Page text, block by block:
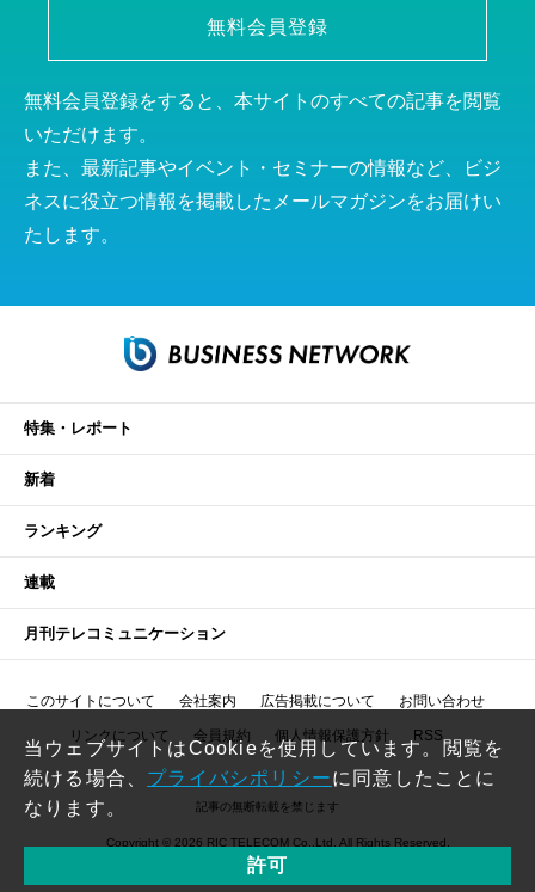
無料会員登録
無料会員登録をすると、本サイトのすべての記事を閲覧
いただけます。
また、最新記事やイベント・セミナーの情報など、ビジ
ネスに役立つ情報を掲載したメールマガジンをお届けい
たします。
特集・レポート
新着
ランキング
連載
月刊テレコミュニケーション
このサイトについて 会社案内 広告掲載について お問い合わせ
リンクについて 会員規約 個人情報保護方針 RSS
記事の無断転載を禁じます
Copyright © 2026 RIC TELECOM Co.,Ltd. All Rights Reserved.
当ウェブサイトはCookieを使用しています。閲覧を
続ける場合、 プライバシポリシーに同意したことに
なります。
許可